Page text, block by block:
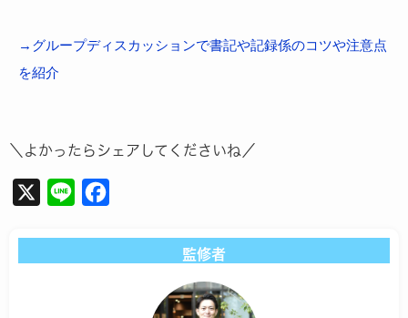
→グループディスカッションで書記や記録係のコツや注意点
を紹介
＼よかったらシェアしてくださいね／
X Line
監修者